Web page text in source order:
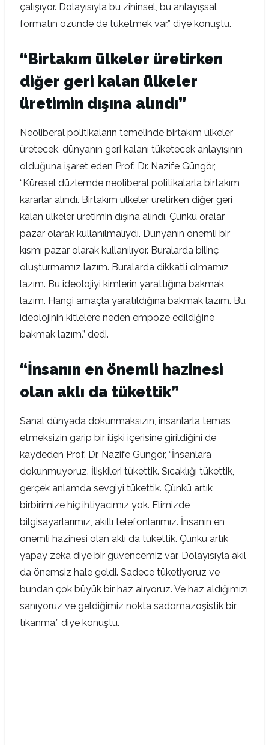
çalışıyor. Dolayısıyla bu zihinsel, bu anlayışsal
formatın özünde de tüketmek var.” diye konuştu.
“Birtakım ülkeler üretirken
diğer geri kalan ülkeler
üretimin dışına alındı”
Neoliberal politikaların temelinde birtakım ülkeler
üretecek, dünyanın geri kalanı tüketecek anlayışının
olduğuna işaret eden Prof. Dr. Nazife Güngör,
“Küresel düzlemde neoliberal politikalarla birtakım
kararlar alındı. Birtakım ülkeler üretirken diğer geri
kalan ülkeler üretimin dışına alındı. Çünkü oralar
pazar olarak kullanılmalıydı. Dünyanın önemli bir
kısmı pazar olarak kullanılıyor. Buralarda bilinç
oluşturmamız lazım. Buralarda dikkatli olmamız
lazım. Bu ideolojiyi kimlerin yarattığına bakmak
lazım. Hangi amaçla yaratıldığına bakmak lazım. Bu
ideolojinin kitlelere neden empoze edildiğine
bakmak lazım.” dedi.
“İnsanın en önemli hazinesi
olan aklı da tükettik”
Sanal dünyada dokunmaksızın, insanlarla temas
etmeksizin garip bir ilişki içerisine girildiğini de
kaydeden Prof. Dr. Nazife Güngör, “İnsanlara
dokunmuyoruz. İlişkileri tükettik. Sıcaklığı tükettik,
gerçek anlamda sevgiyi tükettik. Çünkü artık
birbirimize hiç ihtiyacımız yok. Elimizde
bilgisayarlarımız, akıllı telefonlarımız. İnsanın en
önemli hazinesi olan aklı da tükettik. Çünkü artık
yapay zeka diye bir güvencemiz var. Dolayısıyla akıl
da önemsiz hale geldi. Sadece tüketiyoruz ve
bundan çok büyük bir haz alıyoruz. Ve haz aldığımızı
sanıyoruz ve geldiğimiz nokta sadomazoşistik bir
tıkanma.” diye konuştu.